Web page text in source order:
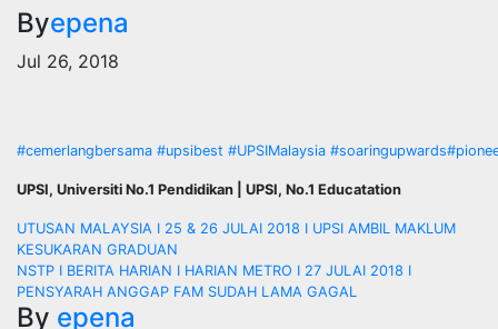
Byepena
Jul 26, 2018
#cemerlangbersama #upsibest #UPSIMalaysia #soaringupwards
UPSI, Universiti No.1 Pendidikan | UPSI, No.1 Educatation
Navigasi
kiriman
UTUSAN MALAYSIA I 25 & 26 JULAI 2018 I UPSI AMBIL MAKLUM
KESUKARAN GRADUAN
NSTP I BERITA HARIAN I HARIAN METRO I 27 JULAI 2018 I
PENSYARAH ANGGAP FAM SUDAH LAMA GAGAL
By epena